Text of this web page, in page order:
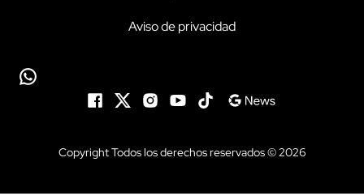
Aviso de privacidad
Copyright Todos los derechos reservados © 2026